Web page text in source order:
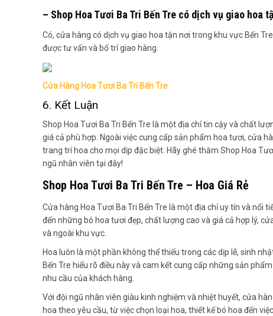
– Shop Hoa Tươi Ba Tri Bến Tre có dịch vụ giao hoa
Có, cửa hàng có dịch vụ giao hoa tận nơi trong khu vực Bến
được tư vấn và bố trí giao hàng.
Cửa Hàng Hoa Tươi Ba Tri Bến Tre
6. Kết Luận
Shop Hoa Tươi Ba Tri Bến Tre là một địa chỉ tin cậy và chất
giá cả phù hợp. Ngoài việc cung cấp sản phẩm hoa tươi, cửa
trang trí hoa cho mọi dịp đặc biệt. Hãy ghé thăm Shop Hoa
ngũ nhân viên tại đây!
Shop Hoa Tươi Ba Tri Bến Tre – Hoa Giá Rẻ
Cửa hàng Hoa Tươi Ba Tri Bến Tre là một địa chỉ uy tín và nổi
đến những bó hoa tươi đẹp, chất lượng cao và giá cả hợp lý,
và ngoài khu vực.
Hoa luôn là một phần không thể thiếu trong các dịp lễ, sinh
Bến Tre hiểu rõ điều này và cam kết cung cấp những sản
nhu cầu của khách hàng.
Với đội ngũ nhân viên giàu kinh nghiệm và nhiệt huyết, cửa
hoa theo yêu cầu, từ việc chọn loại hoa, thiết kế bó hoa đến